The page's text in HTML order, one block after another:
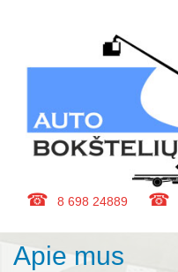
8 698 24889
Apie mus